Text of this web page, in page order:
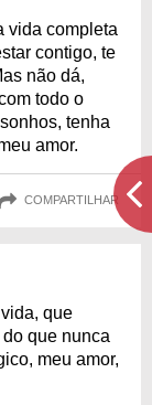
vida completa
contigo, te
não dá,
todo o
tenha
amor.
COMPARTILHAR
que
que nunca
meu amor,